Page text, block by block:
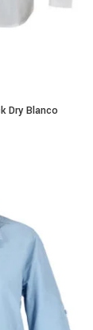
Dry Blanco